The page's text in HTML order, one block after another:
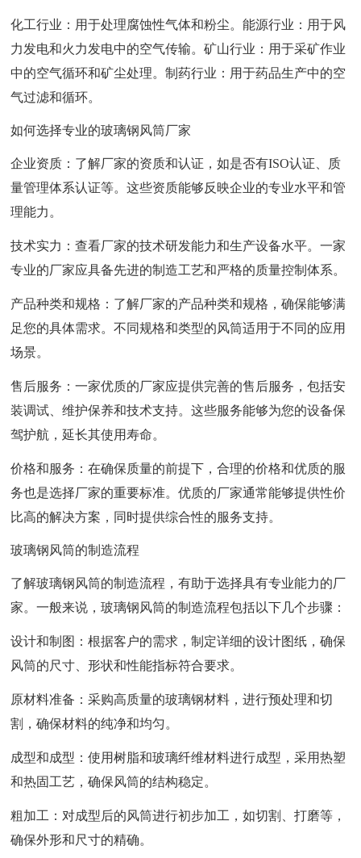
化工行业：用于处理腐蚀性气体和粉尘。能源行业：用于风
力发电和火力发电中的空气传输。矿山行业：用于采矿作业
中的空气循环和矿尘处理。制药行业：用于药品生产中的空
气过滤和循环。
如何选择专业的玻璃钢风筒厂家
企业资质：了解厂家的资质和认证，如是否有ISO认证、质
量管理体系认证等。这些资质能够反映企业的专业水平和管
理能力。
技术实力：查看厂家的技术研发能力和生产设备水平。一家
专业的厂家应具备先进的制造工艺和严格的质量控制体系。
产品种类和规格：了解厂家的产品种类和规格，确保能够满
足您的具体需求。不同规格和类型的风筒适用于不同的应用
场景。
售后服务：一家优质的厂家应提供完善的售后服务，包括安
装调试、维护保养和技术支持。这些服务能够为您的设备保
驾护航，延长其使用寿命。
价格和服务：在确保质量的前提下，合理的价格和优质的服
务也是选择厂家的重要标准。优质的厂家通常能够提供性价
比高的解决方案，同时提供综合性的服务支持。
玻璃钢风筒的制造流程
了解玻璃钢风筒的制造流程，有助于选择具有专业能力的厂
家。一般来说，玻璃钢风筒的制造流程包括以下几个步骤：
设计和制图：根据客户的需求，制定详细的设计图纸，确保
风筒的尺寸、形状和性能指标符合要求。
原材料准备：采购高质量的玻璃钢材料，进行预处理和切
割，确保材料的纯净和均匀。
成型和成型：使用树脂和玻璃纤维材料进行成型，采用热塑
和热固工艺，确保风筒的结构稳定。
粗加工：对成型后的风筒进行初步加工，如切割、打磨等，
确保外形和尺寸的精确。